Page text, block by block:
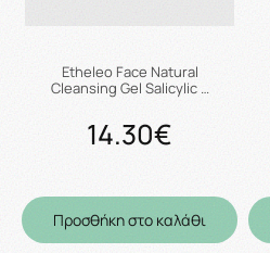
Etheleo Face Natural
Cleansing Gel Salicylic …
14.30€
Προσθήκη στο καλάθι